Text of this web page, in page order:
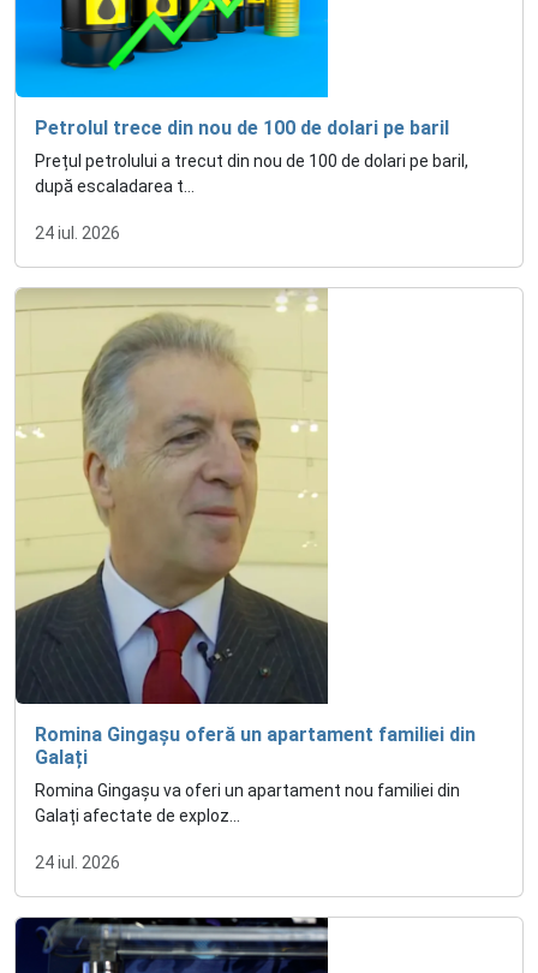
Petrolul trece din nou de 100 de dolari pe baril
Prețul petrolului a trecut din nou de 100 de dolari pe baril,
după escaladarea t...
24 iul. 2026
Romina Gingașu oferă un apartament familiei din
Galați
Romina Gingașu va oferi un apartament nou familiei din
Galați afectate de exploz...
24 iul. 2026